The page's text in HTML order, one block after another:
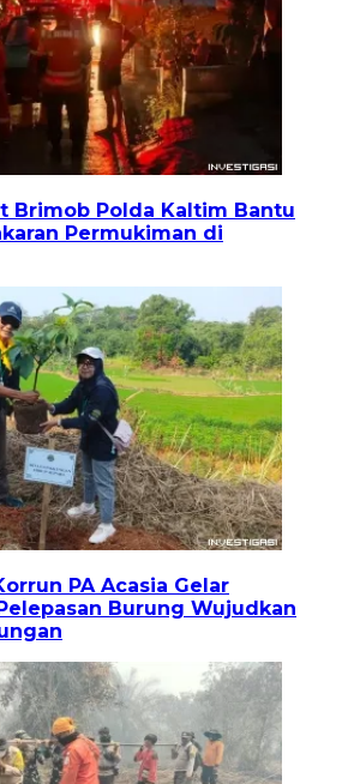
Brimob Polda Kaltim Bantu
Permukiman di
PA Acasia Gelar
Burung Wujudkan